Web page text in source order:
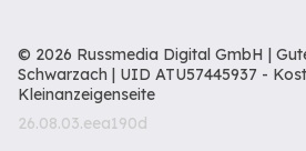
© 2026 Russmedia Digital GmbH |
Schwarzach | UID ATU57445937 -
Kleinanzeigenseite
26.08.03.eea190d